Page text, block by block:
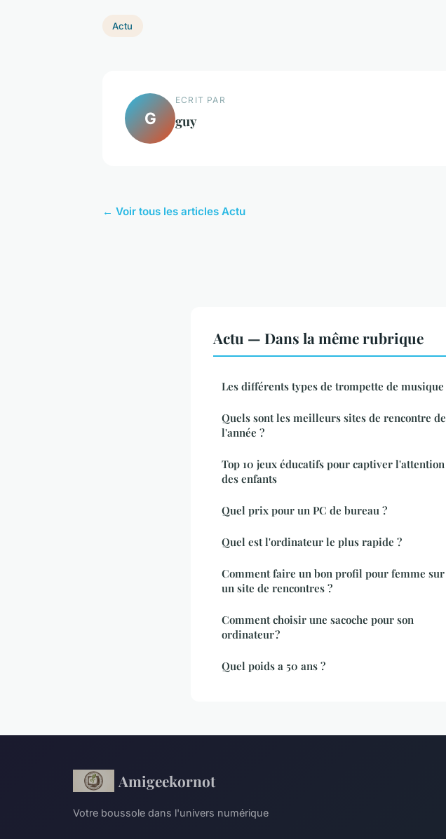
Actu
G
ECRIT PAR
guy
← Voir tous les articles Actu
Actu — Dans la même rubrique
Les différents types de trompette de musique
Quels sont les meilleurs sites de rencontre de
l'année ?
Top 10 jeux éducatifs pour captiver l'attention
des enfants
Quel prix pour un PC de bureau ?
Quel est l'ordinateur le plus rapide ?
Comment faire un bon profil pour femme sur
un site de rencontres ?
Comment choisir une sacoche pour son
ordinateur ?
Quel poids a 50 ans ?
Amigeekornot
Votre boussole dans l'univers numérique